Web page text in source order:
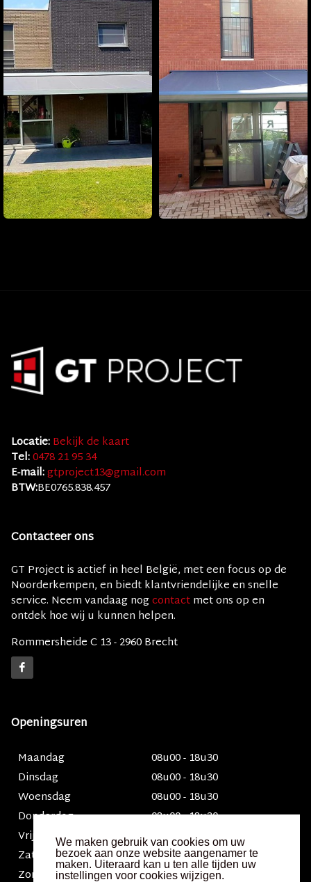
We maken gebruik van cookies om uw
bezoek aan onze website aangenamer te
maken. Uiteraard kan u ten alle tijden uw
instellingen voor cookies wijzigen.
Locatie:Bekijk de kaart
Tel:0478 21 95 34
E-mail:gtproject13@gmail.com
BTW:BE0765.838.457
Contacteer ons
GT Project is actief in heel België, met een focus op de
Noorderkempen, en biedt klantvriendelijke en snelle
service. Neem vandaag nogcontactmet ons op en
ontdek hoe wij u kunnen helpen.
Rommersheide C 13 - 2960 Brecht
Openingsuren
Maandag
08u00 - 18u30
Dinsdag
08u00 - 18u30
Woensdag
08u00 - 18u30
Donderdag
08u00 - 18u30
Vrijdag
08u00 - 19u30
Zaterdag
Op afspraak
Zondag
Op afspraak